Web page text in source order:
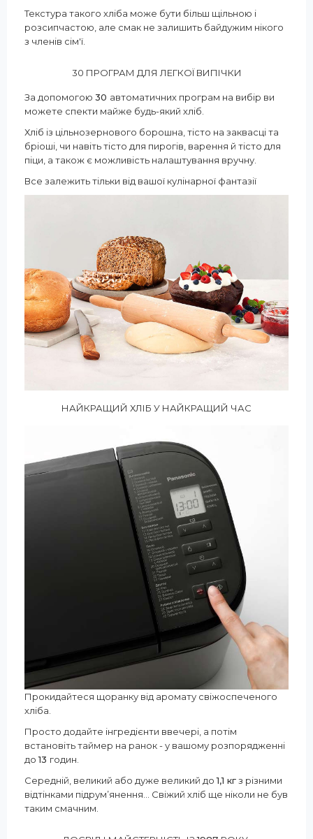
Текстура такого хліба може бути більш щільною і
розсипчастою, але смак не залишить байдужим нікого
з членів сім'ї.
30 ПРОГРАМ ДЛЯ ЛЕГКОЇ ВИПІЧКИ
За допомогою 30 автоматичних програм на вибір ви
можете спекти майже будь-який хліб.
Хліб із цільнозернового борошна, тісто на заквасці та
бріоші, чи навіть тісто для пирогів, варення й тісто для
піци, а також є можливість налаштування вручну.
Все залежить тільки від вашої кулінарної фантазії
НАЙКРАЩИЙ ХЛІБ У НАЙКРАЩИЙ ЧАС
Прокидайтеся щоранку від аромату свіжоспеченого
хліба.
Просто додайте інгредієнти ввечері, а потім
встановіть таймер на ранок - у вашому розпорядженні
до13 годин.
Середній, великий або дуже великий до1,1 кгз різними
відтінками підрум’янення... Свіжий хліб ще ніколи не був
таким смачним.